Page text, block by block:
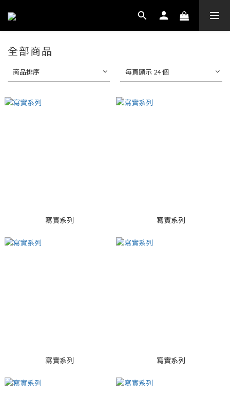
全部商品
商品排序 每頁顯示 24 個
寫實系列 寫實系列
寫實系列 寫實系列